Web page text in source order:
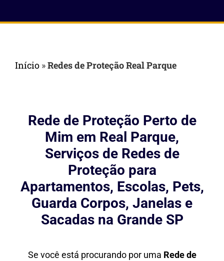
Início »Redes de Proteção Real Parque
Rede de Proteção Perto de
Mim em Real Parque,
Serviços de Redes de
Proteção para
Apartamentos, Escolas, Pets,
Guarda Corpos, Janelas e
Sacadas na Grande SP
Se você está procurando por uma Rede de